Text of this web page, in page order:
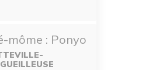
môme : Ponyo